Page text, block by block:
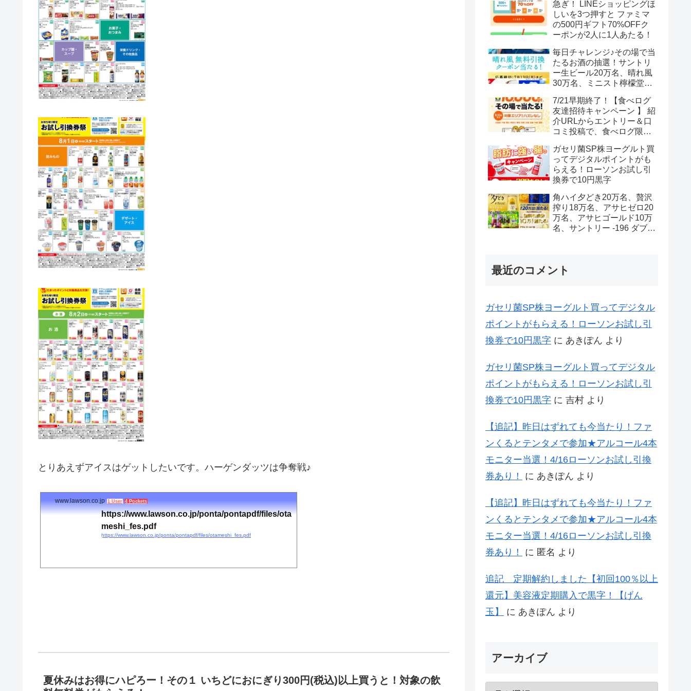
とりあえずアイスはゲットしたいです。ハーゲンダッツは争奪戦♪
www.lawson.co.jp 1 User 4 Pockets
https://www.lawson.co.jp/ponta/pontapdf/files/ota
meshi_fes.pdf
https://www.lawson.co.jp/ponta/pontapdf/files/otameshi_fes.pdf
夏休みはお得にハピろー！その１ いちどにおにぎり300円(税込)以上買うと！対象の飲
急ぎ！ LINEショッピングほ
しいを3つ押すと ファミマ
の500円ギフト70%OFFク
ーポンが2人に1人あたる！
毎日チャレンジ♪その場で当
たるお酒の抽選！サントリ
ー生ビール20万名、晴れ風
30万名、ミニスト檸檬堂2
ボール12.3万名
7/21早期終了！【食べログ
友達招待キャンペーン 】 紹
介URLからエントリー＆口
コミ投稿で、食べログ限定
トがもらえる
ガセリ菌SP株ヨーグルト買
ってデジタルポイントがも
らえる！ローソンお試し引
換券で10円黒字
角ハイ夕どき20万名、贅沢
搾り18万名、アサヒゼロ20
万名、アサヒゴールド10万
名、サントリー -196 ダブル
最近のコメント
ガセリ菌SP株ヨーグルト買ってデジタル
ポイントがもらえる！ローソンお試し引
換券で10円黒字 に あきぽん より
ガセリ菌SP株ヨーグルト買ってデジタル
ポイントがもらえる！ローソンお試し引
換券で10円黒字 に 吉村 より
【追記】昨日はずれても今当たり！ファ
ンくるとテンタメで参加★アルコール4本
モニター当選！4/16ローソンお試し引換
券あり！
に あきぽん より
【追記】昨日はずれても今当たり！ファ
ンくるとテンタメで参加★アルコール4本
モニター当選！4/16ローソンお試し引換
券あり！
に 匿名 より
追記 定期解約しました【初回100％以上
還元】美容液定期購入で黒字！【げん
玉】
に あきぽん より
アーカイブ